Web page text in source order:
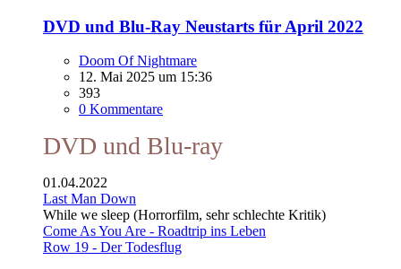
DVD und Blu-Ray Neustarts für April 2022
Doom Of Nightmare
12. Mai 2025 um 15:36
393
0 Kommentare
DVD und Blu-ray
01.04.2022
Last Man Down
While we sleep (Horrorfilm, sehr schlechte Kritik)
Come As You Are - Roadtrip ins Leben
Row 19 - Der Todesflug